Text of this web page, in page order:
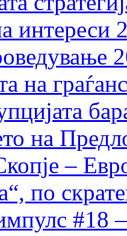
интереси
на
на
–
по
#18